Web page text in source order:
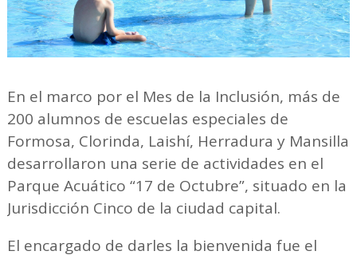
En el marco por el Mes de la Inclusión, más de
200 alumnos de escuelas especiales de
Formosa, Clorinda, Laishí, Herradura y Mansilla
desarrollaron una serie de actividades en el
Parque Acuático “17 de Octubre”, situado en la
Jurisdicción Cinco de la ciudad capital.
El encargado de darles la bienvenida fue el